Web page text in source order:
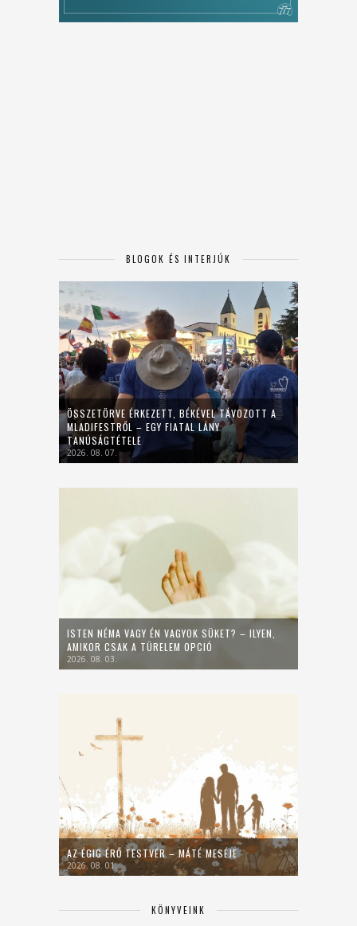
BLOGOK ÉS INTERJÚK
ÖSSZETÖRVE ÉRKEZETT, BÉKÉVEL TÁVOZOTT A
MLADIFESTRŐL – EGY FIATAL LÁNY
TANÚSÁGTÉTELE
2026. 08. 07.
ISTEN NÉMA VAGY ÉN VAGYOK SÜKET? – ILYEN,
AMIKOR CSAK A TÜRELEM OPCIÓ
2026. 08. 03.
AZ ÉGIG ÉRŐ TESTVÉR – MÁTÉ MESÉJE
2026. 08. 01.
KÖNYVEINK